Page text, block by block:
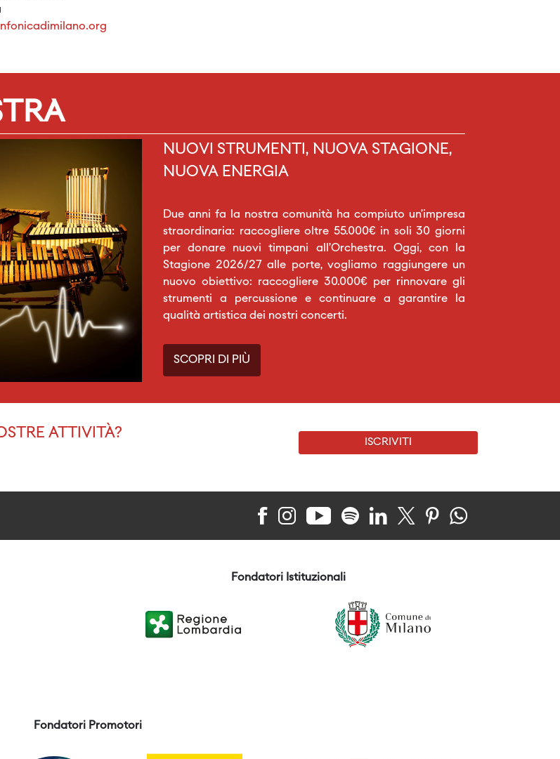
NUOVI STRUMENTI, NUOVA STAGIONE,
NUOVA ENERGIA
Due anni fa la nostra comunità ha compiuto un’impresa
straordinaria: raccogliere oltre 55.000€ in soli 30 giorni
per donare nuovi timpani all’Orchestra. Oggi, con la
Stagione 2026/27 alle porte, vogliamo raggiungere un
nuovo obiettivo: raccogliere 30.000€ per rinnovare gli
strumenti a percussione e continuare a garantire la
qualità artistica dei nostri concerti.
SCOPRI DI PIÙ
ATTIVITÀ?
ISCRIVITI
Fondatori Istituzionali
Fondatori Promotori